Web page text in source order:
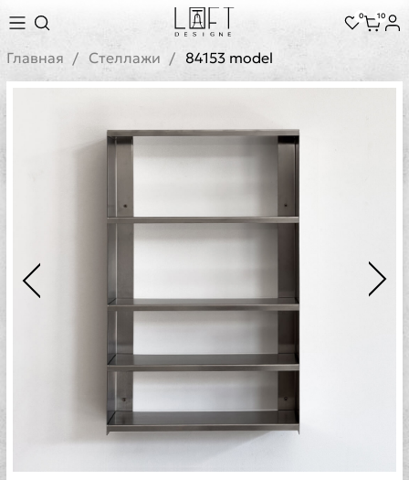
0 10
Главная Стеллажи 84153 model